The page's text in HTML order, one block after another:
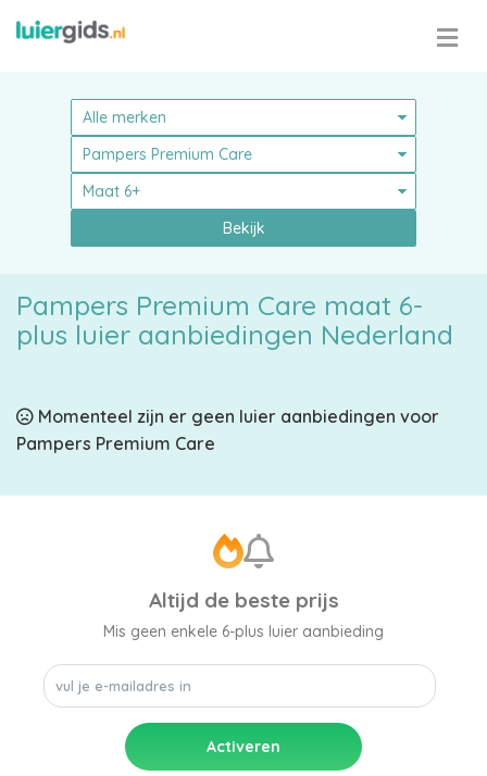
Pampers
Luierbroekjes
Billendoekjes
Bekijk
Pampers Premium Care maat 6-
plus luier aanbiedingen Nederland
Momenteel zijn er geen luier aanbiedingen voor
Pampers Premium Care
Altijd de beste prijs
Mis geen enkele 6-plus luier aanbieding